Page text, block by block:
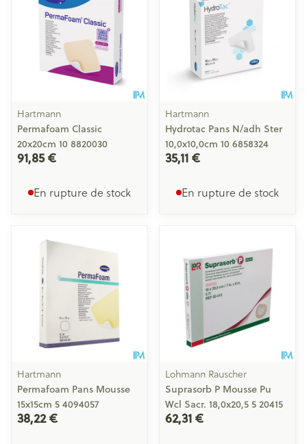
Hartmann
Permafoam Classic
20x20cm 10 8820030
91,85 €
En rupture de stock
Hartmann
Hydrotac Pans N/adh Ster
10,0x10,0cm 10 6858324
35,11 €
En rupture de stock
Hartmann
Permafoam Pans Mousse
15x15cm 5 4094057
38,22 €
Lohmann Rauscher
Suprasorb P Mousse Pu
Wcl Sacr. 18,0x20,5 5 20415
62,31 €